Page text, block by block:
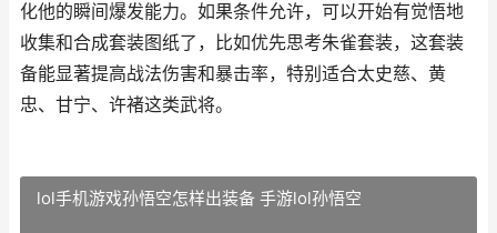
化他的瞬间爆发能力。如果条件允许，可以开始有觉悟地
收集和合成套装图纸了，比如优先思考朱雀套装，这套装
备能显著提高战法伤害和暴击率，特别适合太史慈、黄
忠、甘宁、许褚这类武将。
lol手机游戏孙悟空怎样出装备 手游lol孙悟空